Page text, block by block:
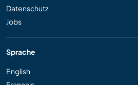
Datenschutz
Jobs
Sprache
English